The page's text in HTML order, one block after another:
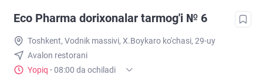
Eco Pharma dorixonalar tarmog'i № 6
Toshkent, Vodnik massivi, X.Boykaro ko'chasi, 29-uy
Avalon restorani
Yopiq · 08:00 da ochiladi